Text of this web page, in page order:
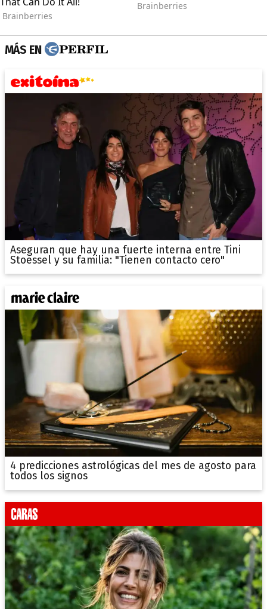
MÁS EN
Aseguran que hay una fuerte interna entre Tini
Stoessel y su familia: "Tienen contacto cero"
4 predicciones astrológicas del mes de agosto para
todos los signos